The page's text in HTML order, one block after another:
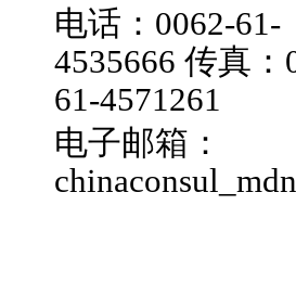
电话：0062-61-
4535666 传真：
61-4571261
电子邮箱：